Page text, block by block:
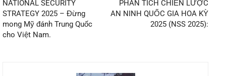
NATIONAL SECURITY
STRATEGY 2025 – Đừng
mong Mỹ đánh Trung Quốc
cho Việt Nam.
PHÂN TÍCH CHIẾN LƯỢC
AN NINH QUỐC GIA HOA KỲ
2025 (NSS 2025):